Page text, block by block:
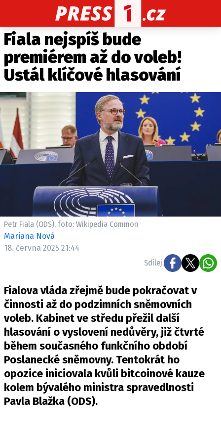
CELEBRITY NOVINKY SPORT
Máte příběh, fotku nebo video?
Pošlete e-mail na PRESS1.cz
O NÁS
O REDAKCI
KONTAKT
VYDAVATEL
Fiala nejspíš bude
premiérem až do voleb!
Ustál klíčové hlasování
Petr Fiala (ODS), foto: Wikipedia Common
Mariana Nová
18. června 2025 21:44
Sdílej:
Fialova vláda zřejmě bude pokračovat v
činnosti až do podzimních sněmovních
voleb. Kabinet ve středu přežil další
hlasování o vyslovení nedůvěry, již čtvrté
během současného funkčního období
Poslanecké sněmovny. Tentokrát ho
opozice iniciovala kvůli bitcoinové kauze
kolem bývalého ministra spravedlnosti
Pavla Blažka (ODS).